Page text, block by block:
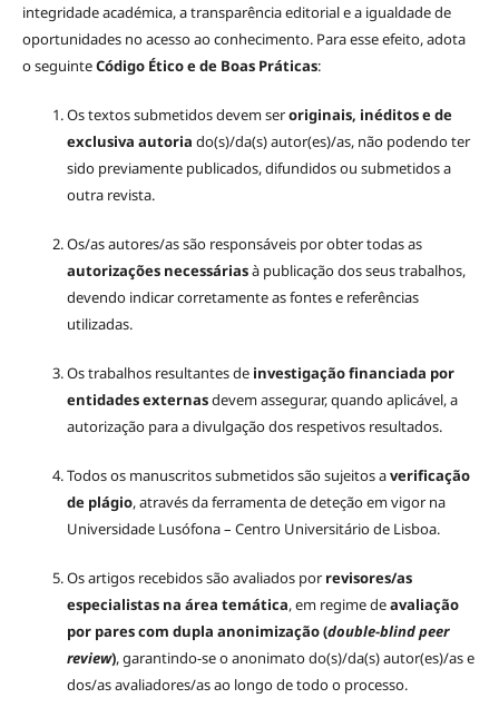
integridade académica, a transparência editorial e a igualdade de
oportunidades no acesso ao conhecimento. Para esse efeito, adota
o seguinteCódigo Ético e de Boas Práticas:
Os textos submetidos devem seroriginais, inéditos e de
exclusiva autoria do(s)/da(s) autor(es)/as, não podendo ter
sido previamente publicados, difundidos ou submetidos a
outra revista.
Os/as autores/as são responsáveis por obter todas as
autorizações necessáriasà publicação dos seus trabalhos,
devendo indicar corretamente as fontes e referências
utilizadas.
Os trabalhos resultantes de investigação financiada por
entidades externasdevem assegurar, quando aplicável, a
autorização para a divulgação dos respetivos resultados.
Todos os manuscritos submetidos são sujeitos averificação
de plágio, através da ferramenta de deteção em vigor na
Universidade Lusófona – Centro Universitário de Lisboa.
Os artigos recebidos são avaliados porrevisores/as
especialistas na área temática, em regime deavaliação
por pares com dupla anonimização (double-blind peer
review), garantindo-se o anonimato do(s)/da(s) autor(es)/as e
dos/as avaliadores/as ao longo de todo o processo.